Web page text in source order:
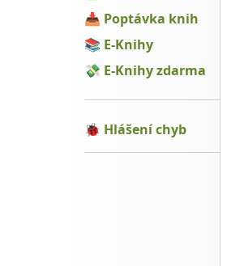
📥 Poptávka knih
📚 E-Knihy
💸 E-Knihy zdarma
🐞 Hlášení chyb